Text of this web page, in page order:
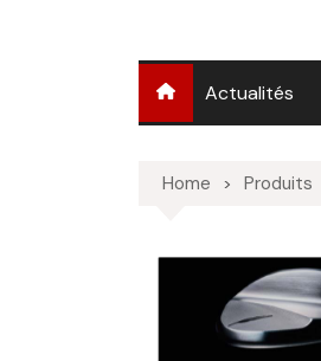
Actualités
Home Produits